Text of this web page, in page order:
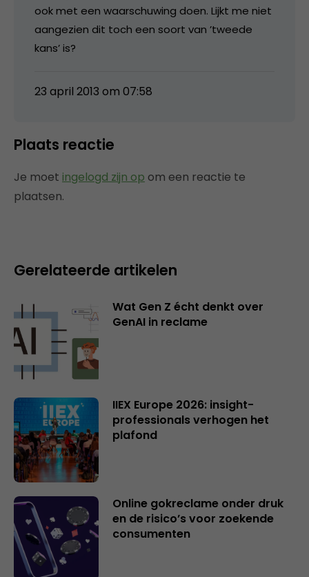
ook met een waarschuwing doen. Lijkt me niet
aangezien dit toch een soort van ’tweede
kans’ is?
23 april 2013 om 07:58
Plaats reactie
Je moet ingelogd zijn op om een reactie te
plaatsen.
Gerelateerde artikelen
Wat Gen Z écht denkt over
GenAI in reclame
IIEX Europe 2026: insight-
professionals verhogen het
plafond
Online gokreclame onder druk
en de risico’s voor zoekende
consumenten